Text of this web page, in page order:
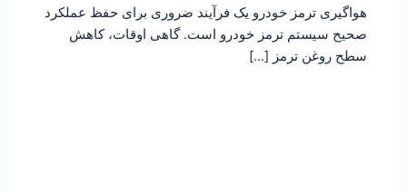
هواگیری ترمز خودرو یک فرآیند ضروری برای حفظ عملکرد
صحیح سیستم ترمز خودرو است. گاهی اوقات، کاهش
سطح روغن ترمز […]